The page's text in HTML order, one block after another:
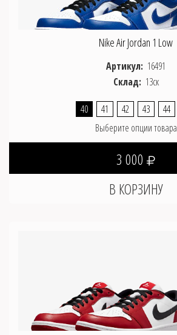
Nike Air Jordan 1 Low
Артикул: 16491
Склад: 13ск
40 41 42 43 44
Выберите опции товара
3 000